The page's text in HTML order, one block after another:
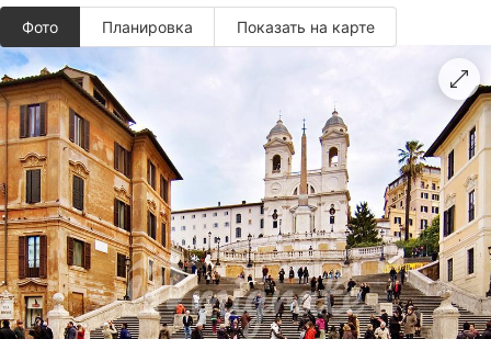
Фото Планировкa Показать на карте